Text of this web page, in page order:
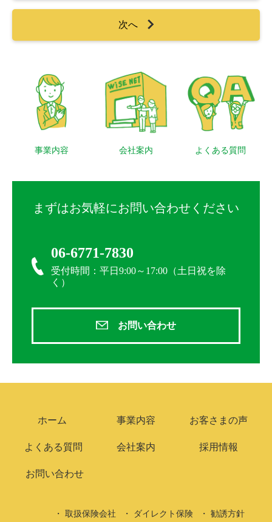
次へ
事業内容 会社案内 よくある質問
まずはお気軽にお問い合わせください
06-6771-7830
受付時間：平日9:00～17:00（土日祝を除
く）
お問い合わせ
ホーム 事業内容 お客さまの声
よくある質問 会社案内 採用情報
お問い合わせ
取扱保険会社 ダイレクト保険 勧誘方針